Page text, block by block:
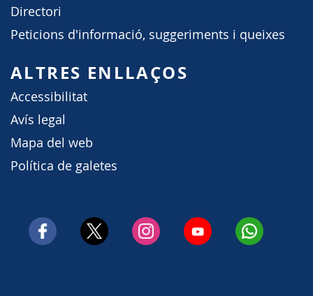
Directori
Peticions d'informació, suggeriments i queixes
ALTRES ENLLAÇOS
Accessibilitat
Avís legal
Mapa del web
Política de galetes